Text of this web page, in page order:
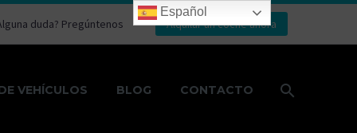
duda? Pregúntenos Alquilar un coche ahora
VEHÍCULOS BLOG CONTACTO
Español